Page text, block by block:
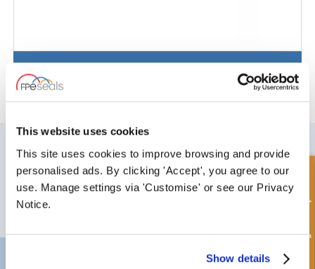
This website uses cookies
This site uses cookies to improve browsing and provide
personalised ads. By clicking 'Accept', you agree to our
use. Manage settings via 'Customise' or see our Privacy
Notice.
Show details
Single Acting Cylinder Drilled Rod - Heavy Duty
Ikke glem å abonnere på vårt nyhetsbrev for å motta informasjon om
våre siste tilbud og nye produkter.
Doncaster Hurtigforespørsel